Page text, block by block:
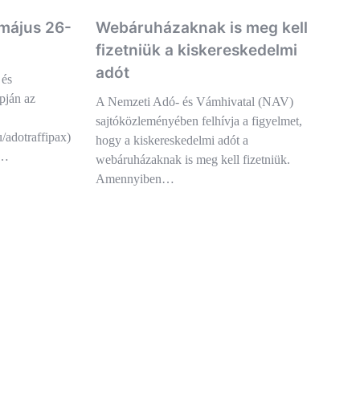
26-
az
adotraffipax)
Webáruházaknak is meg kell
fizetniük a kiskereskedelmi
adót
A Nemzeti Adó- és Vámhivatal (NAV)
sajtóközleményében felhívja a figyelmet,
hogy a kiskereskedelmi adót a
webáruházaknak is meg kell fizetniük.
Amennyiben…